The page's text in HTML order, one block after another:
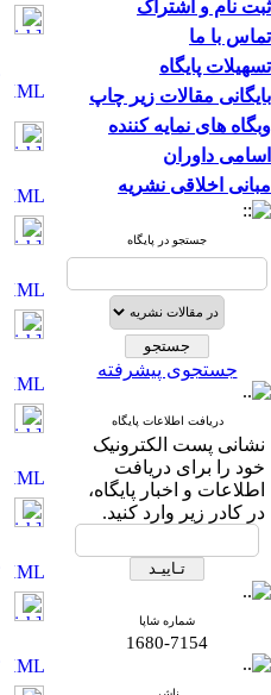
ثبت نام و اشتراک
تماس با ما
تسهیلات پایگاه
بایگانی مقالات زیر چاپ
وبگاه های نمایه کننده
اسامی داوران
مبانی اخلاقی نشریه
جستجو در پایگاه
جستجوی پیشرفته
دریافت اطلاعات پایگاه
نشانی پست الکترونیک
خود را برای دریافت
اطلاعات و اخبار پایگاه،
در کادر زیر وارد کنید.
شماره شاپا
1680-7154